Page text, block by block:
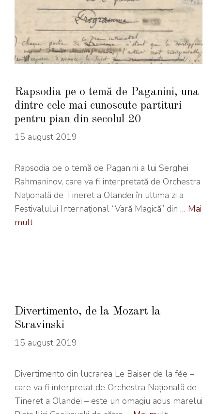
Rapsodia pe o temă de Paganini, una
dintre cele mai cunoscute partituri
pentru pian din secolul 20
15 august 2019
Rapsodia pe o temă de Paganini a lui Serghei
Rahmaninov, care va fi interpretată de Orchestra
Națională de Tineret a Olandei în ultima zi a
Festivalului Internațional “Vară Magică” din … Mai
mult
Divertimento, de la Mozart la
Stravinski
15 august 2019
Divertimento din lucrarea Le Baiser de la fée –
care va fi interpretat de Orchestra Națională de
Tineret a Olandei – este un omagiu adus marelui